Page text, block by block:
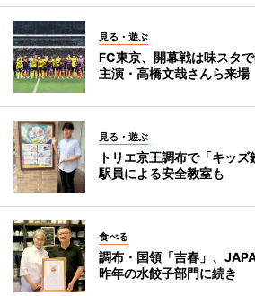
見る・遊ぶ
FC東京、開幕戦は味スタ
主演・高橋文哉さんら来場
見る・遊ぶ
トリエ京王調布で「キッ
駅員による安全教室も
食べる
調布・国領「吉春」、
昨年の水餃子部門に続き